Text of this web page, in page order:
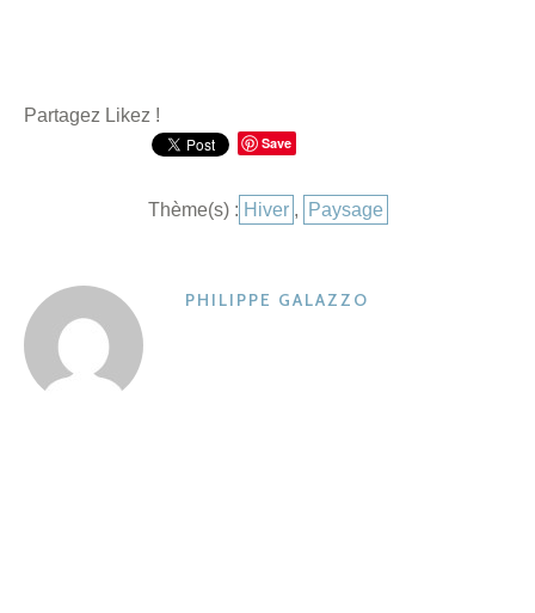
Partagez Likez !
Save
Thème(s) :Catégories
Hiver , Paysage
PHILIPPE GALAZZO